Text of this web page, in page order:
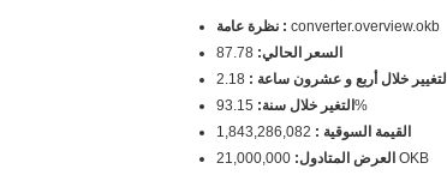
نظرة عامة : converter.overview.okb
السعر الحالي:
التغيير خلال أربع و عشرون ساعة :
التغير خلال سنة: 93.15%
القيمة السوقية :
العرض المتادول: 21,000,000 OKB